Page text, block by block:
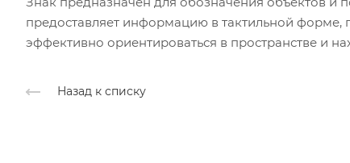
предоставляет информацию в тактильной
эффективно ориентироваться в пространстве и
Назад к списку